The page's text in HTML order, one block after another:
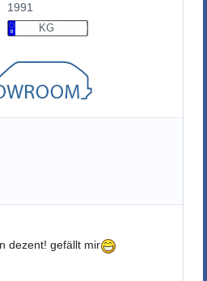
1991
KG
dezent! gefällt mir